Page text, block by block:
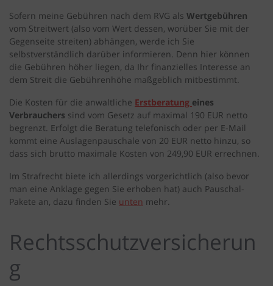
Sofern meine Gebühren nach dem RVG als Wertgebühren
vom Streitwert (also vom Wert dessen, worüber Sie mit der
Gegenseite streiten) abhängen, werde ich Sie
selbstverständlich darüber informieren. Denn hier können
die Gebühren höher liegen, da Ihr finanzielles Interesse an
dem Streit die Gebührenhöhe maßgeblich mitbestimmt.
Die Kosten für die anwaltliche Erstberatung eines
Verbrauchers sind vom Gesetz auf maximal 190 EUR netto
begrenzt. Erfolgt die Beratung telefonisch oder per E-Mail
kommt eine Auslagenpauschale von 20 EUR netto hinzu, so
dass sich brutto maximale Kosten von 249,90 EUR errechnen.
Im Strafrecht biete ich allerdings vorgerichtlich (also bevor
man eine Anklage gegen Sie erhoben hat) auch Pauschal-
Pakete an, dazu finden Sie unten mehr.
Rechtsschutzversicherun
g